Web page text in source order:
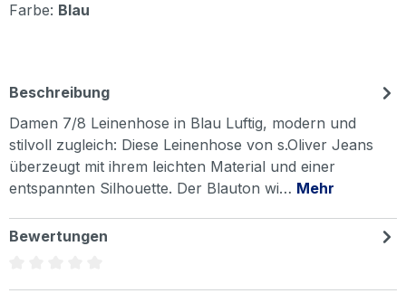
Farbe: Blau
Beschreibung
Damen 7/8 Leinenhose in Blau Luftig, modern und
stilvoll zugleich: Diese Leinenhose von s.Oliver Jeans
überzeugt mit ihrem leichten Material und einer
entspannten Silhouette. Der Blauton wi… Mehr
Bewertungen